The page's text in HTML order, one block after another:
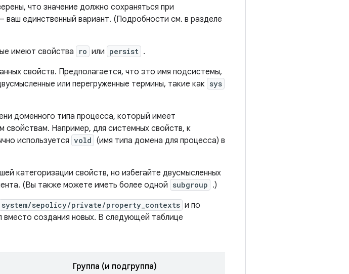
что значение должно сохраняться при
ваш единственный вариант. (Подробности см. в разделе
имеют свойства
ro или persist .
свойств. Предполагается, что это имя подсистемы,
или перегруженные термины, такие как sys
доменного типа процесса, который имеет
свойствам. Например, для системных свойств, к
используется vold (имя типа домена для процесса) в
категоризации свойств, но избегайте двусмысленных
(Вы также можете иметь более одной subgroup .)
system/sepolicy/private/property_contexts и по
создания новых. В следующей таблице
Группа (и подгруппа)